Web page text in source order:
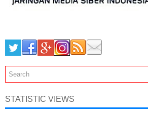
STATISTIC VIEWS